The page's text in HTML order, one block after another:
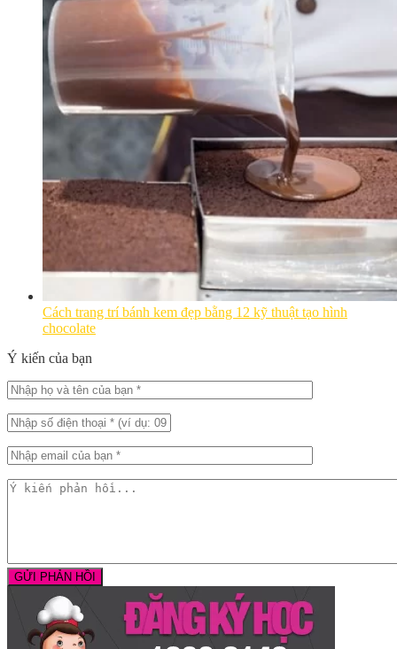
Cách trang trí bánh kem đẹp bằng 12 kỹ thuật tạo hình
chocolate
Ý kiến của bạn